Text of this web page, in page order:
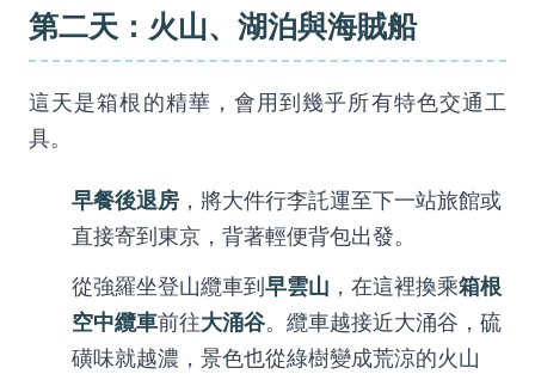
第二天：火山、湖泊與海賊船
這天是箱根的精華，會用到幾乎所有特色交通工
具。
早餐後退房 ，將大件行李託運至下一站旅館或
直接寄到東京，背著輕便背包出發。
從強羅坐登山纜車到早雲山 ，在這裡換乘箱根
空中纜車前往大涌谷。纜車越接近大涌谷，硫
磺味就越濃，景色也從綠樹變成荒涼的火山